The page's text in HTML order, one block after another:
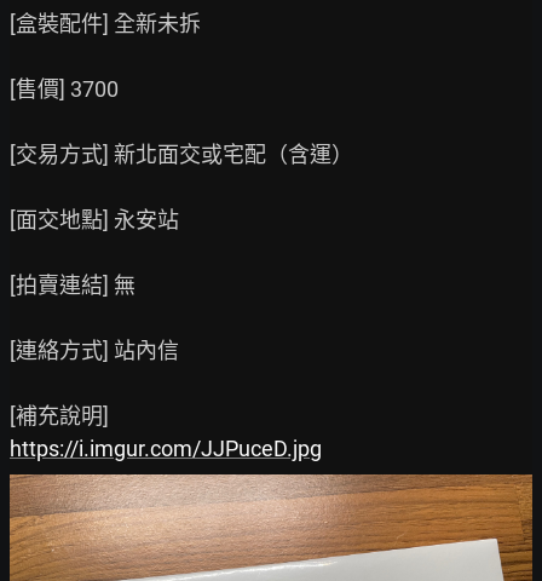
[盒裝配件] 全新未拆
[售價] 3700
[交易方式] 新北面交或宅配（含運）
[面交地點] 永安站
[拍賣連結] 無
[連絡方式] 站內信
https://i.imgur.com/JJPuceD.jpg